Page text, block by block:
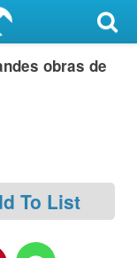
obras de
To List